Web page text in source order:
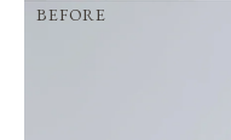
BEFORE